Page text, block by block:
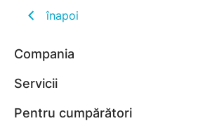
înapoi
Compania
Servicii
Pentru cumpărători